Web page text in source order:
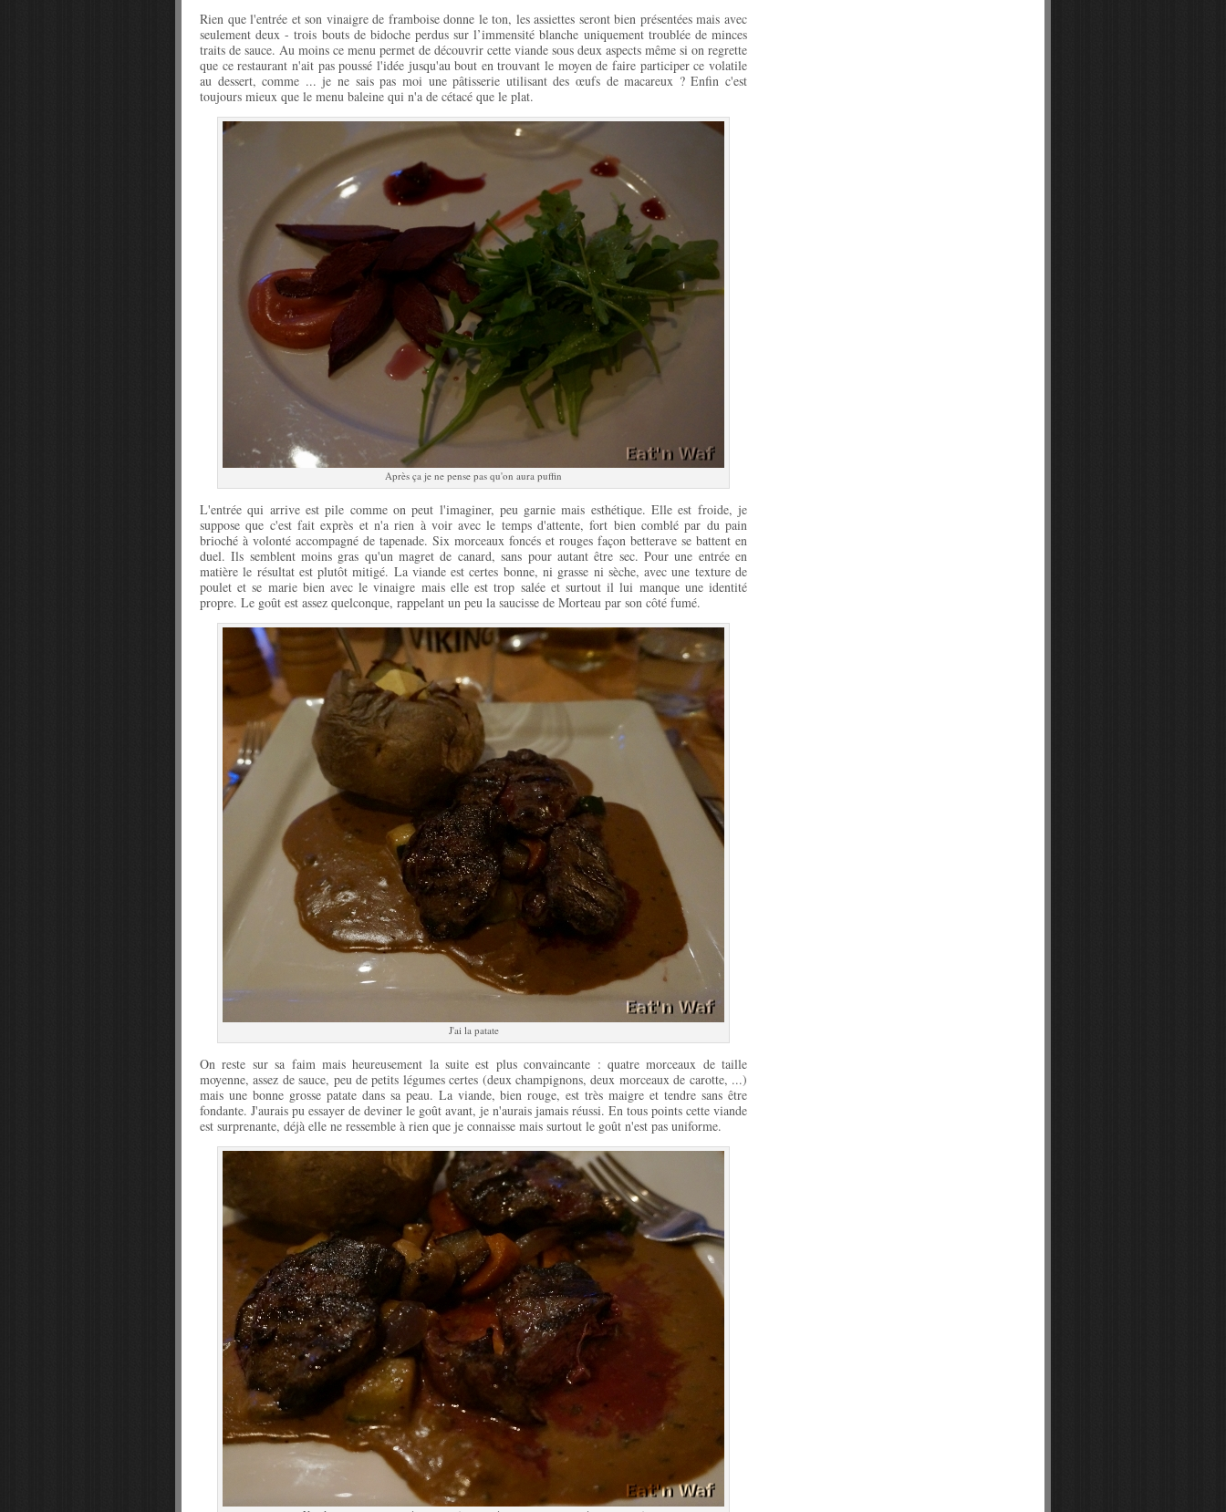
Rien que l'entrée et son vinaigre de framboise donne le ton, les assiettes seront bien présentées mais avec
seulement deux - trois bouts de bidoche perdus sur l’immensité blanche uniquement troublée de minces
traits de sauce. Au moins ce menu permet de découvrir cette viande sous deux aspects même si on regrette
que ce restaurant n'ait pas poussé l'idée jusqu'au bout en trouvant le moyen de faire participer ce volatile
au dessert, comme ... je ne sais pas moi une pâtisserie utilisant des œufs de macareux ? Enfin c'est
toujours mieux que le menu baleine qui n'a de cétacé que le plat.
Après ça je ne pense pas qu'on aura puffin
L'entrée qui arrive est pile comme on peut l'imaginer, peu garnie mais esthétique. Elle est froide, je
suppose que c'est fait exprès et n'a rien à voir avec le temps d'attente, fort bien comblé par du pain
brioché à volonté accompagné de tapenade. Six morceaux foncés et rouges façon betterave se battent en
duel. Ils semblent moins gras qu'un magret de canard, sans pour autant être sec. Pour une entrée en
matière le résultat est plutôt mitigé. La viande est certes bonne, ni grasse ni sèche, avec une texture de
poulet et se marie bien avec le vinaigre mais elle est trop salée et surtout il lui manque une identité
propre. Le goût est assez quelconque, rappelant un peu la saucisse de Morteau par son côté fumé.
J'ai la patate
On reste sur sa faim mais heureusement la suite est plus convaincante : quatre morceaux de taille
moyenne, assez de sauce, peu de petits légumes certes (deux champignons, deux morceaux de carotte, ...)
mais une bonne grosse patate dans sa peau. La viande, bien rouge, est très maigre et tendre sans être
fondante. J'aurais pu essayer de deviner le goût avant, je n'aurais jamais réussi. En tous points cette viande
est surprenante, déjà elle ne ressemble à rien que je connaisse mais surtout le goût n'est pas uniforme.